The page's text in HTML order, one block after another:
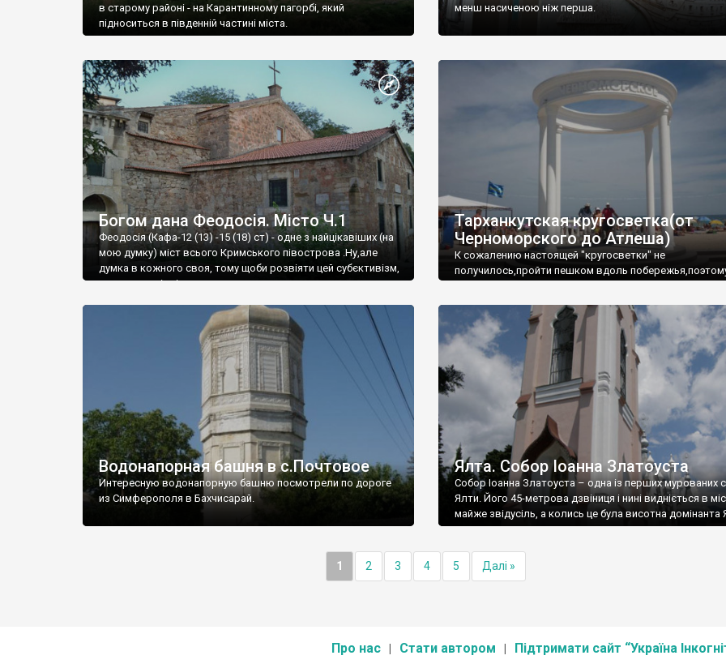
в старому районі - на Карантинному пагорбі, який
підноситься в південній частині міста.
менш насиченою ніж перша.
Богом дана Феодосія. Місто Ч.1
Феодосія (Кафа-12 (13) -15 (18) ст) - одне з найцікавіших (на
мою думку) міст всього Кримського півострова .Ну,але
думка в кожного своя, тому щоби розвіяти цей субєктивізм,
запрошую відвідати це
Тарханкутская кругосветка(от
Черноморского до Атлеша)
К сожалению настоящей "кругосветки" не
получилось,пройти пешком вдоль
Водонапорная башня в с.Почтовое
Интересную водонапорную башню посмотрели по дороге
из Симферополя в Бахчисарай.
Ялта. Собор Іоанна Златоуста
Собор Іоанна Златоуста – одна із перших мурованих
Ялти. Його 45-метрова дзвіниця і нині видніється в
майже звідусіль, а колись це була висотна домінанта
1 2 3 4 5 Далі »
Про нас Стати автором Підтримати сайт “Україна